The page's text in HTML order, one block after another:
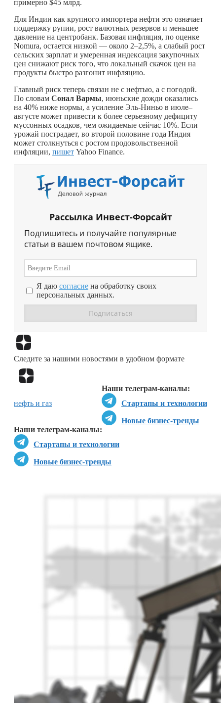
примерно $45 млрд.
Для Индии как крупного импортера нефти это означает
поддержку рупии, рост валютных резервов и меньшее
давление на центробанк. Базовая инфляция, по оценке
Nomura, остается низкой — около 2–2,5%, а слабый рост
сельских зарплат и умеренная индексация закупочных
цен снижают риск того, что локальный скачок цен на
продукты быстро разгонит инфляцию.
Главный риск теперь связан не с нефтью, а с погодой.
По словам Сонал Вармы, июньские дожди оказались
на 40% ниже нормы, а усиление Эль-Ниньо в июле–
августе может привести к более серьезному дефициту
муссонных осадков, чем ожидаемые сейчас 10%. Если
урожай пострадает, во второй половине года Индия
может столкнуться с ростом продовольственной
инфляции, пишет Yahoo Finance.
Рассылка Инвест-Форсайт
Подпишитесь и получайте популярные
статьи в вашем почтовом ящике.
Я даю согласие на обработку своих
персональных данных.
Следите за нашими новостями в удобном формате
Наши телеграм-каналы:
Стартапы и технологии
Новые бизнес-тренды
Наши телеграм-каналы:
Стартапы и технологии
Новые бизнес-тренды
нефть и газ